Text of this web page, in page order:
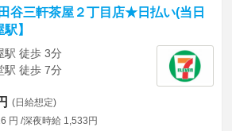
谷三軒茶屋２丁目店★日払い(当日
】
駅 徒歩 3分
駅 徒歩 7分
(日給想定)
円 /深夜時給 1,533円